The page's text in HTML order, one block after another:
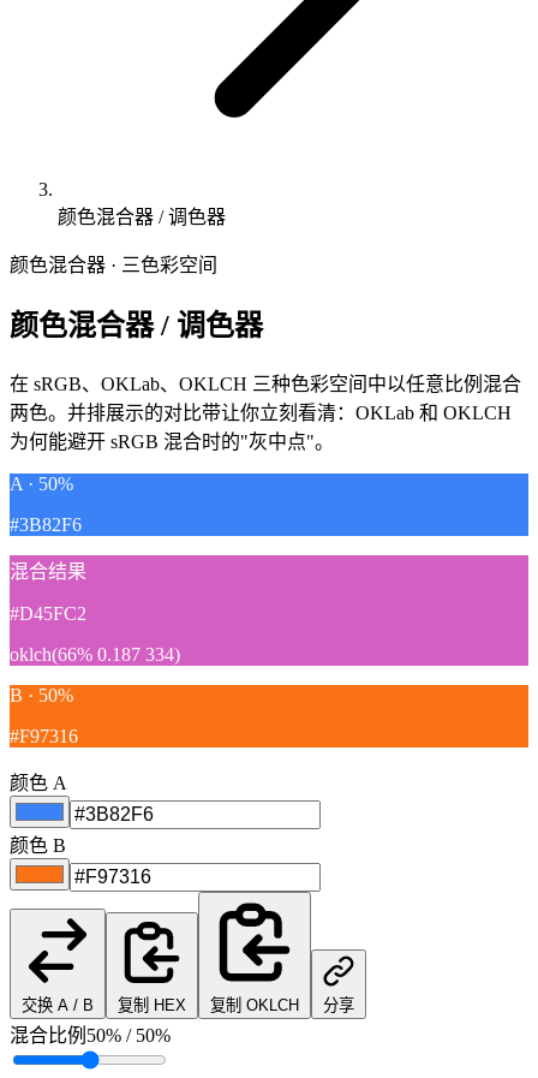
颜色混合器 / 调色器
颜色混合器 · 三色彩空间
颜色混合器 / 调色器
在 sRGB、OKLab、OKLCH 三种色彩空间中以任意比例混合
两色。并排展示的对比带让你立刻看清：OKLab 和 OKLCH
为何能避开 sRGB 混合时的"灰中点"。
A · 50%
#3B82F6
混合结果
#D45FC2
oklch(66% 0.187 334)
B · 50%
#F97316
颜色 A
颜色 B
交换 A / B 复制 HEX 复制 OKLCH 分享
混合比例 50% / 50%